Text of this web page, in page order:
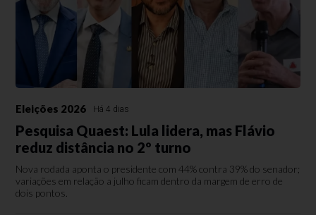
Eleições 2026 Há 4 dias
Pesquisa Quaest: Lula lidera, mas Flávio
reduz distância no 2º turno
Nova rodada aponta o presidente com 44% contra 39% do senador;
variações em relação a julho ficam dentro da margem de erro de
dois pontos.